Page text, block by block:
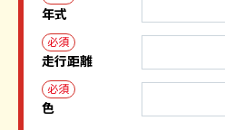
年式
必須
走行距離
必須
色